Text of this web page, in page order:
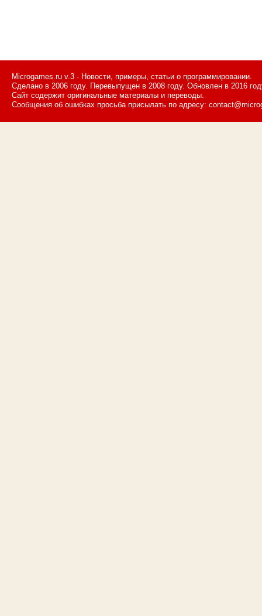
Microgames.ru v.3 - Новости, примеры, статьи о программировании.
Сделано в 2006 году. Перевыпущен в 2008 году. Обновлен в 2016
Сайт содержит оригинальные материалы и переводы.
Сообщения об ошибках просьба присылать по адресу: